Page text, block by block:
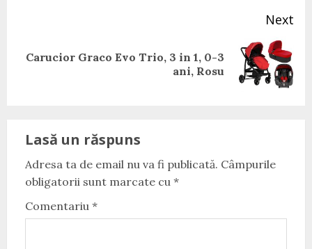
Next
Next
Carucior Graco Evo Trio, 3 in 1, 0-3
ani, Rosu
Lasă un răspuns
Adresa ta de email nu va fi publicată. Câmpurile
obligatorii sunt marcate cu *
Comentariu *